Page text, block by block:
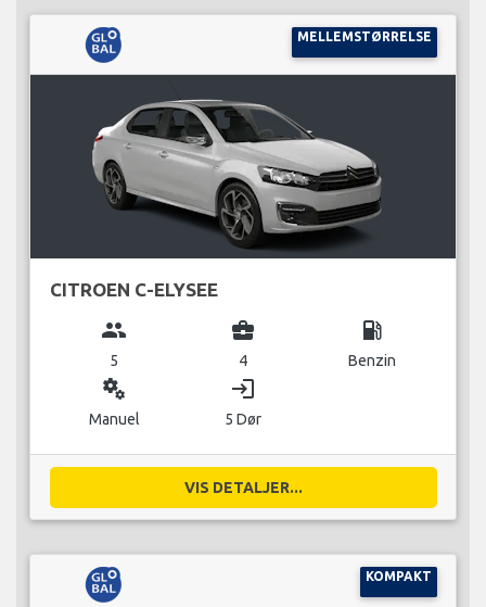
MELLEMSTØRRELSE
CITROEN C-ELYSEE
group
5
business_center
4
local_gas_station
Benzin
miscellaneous_services
Manuel
login
5 Dør
VIS DETALJER...
KOMPAKT